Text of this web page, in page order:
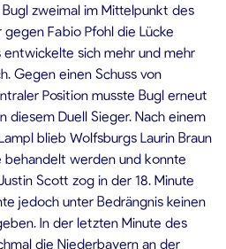
zweimal im Mittelpunkt des
Fabio Pfohl die Lücke
entwickelte sich mehr und mehr
Gegen einen Schuss von
Position musste Bugl erneut
diesem Duell Sieger. Nach einem
blieb Wolfsburgs Laurin Braun
behandelt werden und konnte
Scott zog in der 18. Minute
jedoch unter Bedrängnis keinen
In der letzten Minute des
die Niederbayern an der